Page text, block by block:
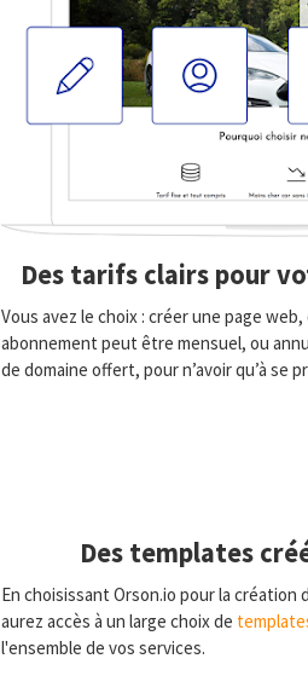
Des tarifs clairs pour
Vous avez le choix : créer une page
abonnement peut être mensuel, ou
de domaine offert, pour n’avoir qu’à se
Des templates
En choisissant Orson.io pour la création
aurez accès à un large choix de
l'ensemble de vos services.